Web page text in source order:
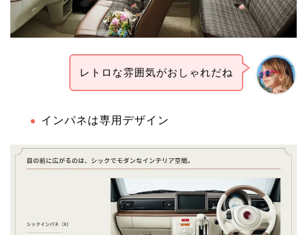
レトロな雰囲気がおしゃれだね
インパネは専用デザイン